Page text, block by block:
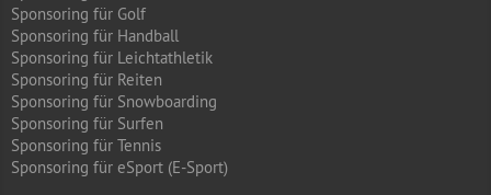
Sponsoring für Golf
Sponsoring für Handball
Sponsoring für Leichtathletik
Sponsoring für Reiten
Sponsoring für Snowboarding
Sponsoring für Surfen
Sponsoring für Tennis
Sponsoring für eSport (E-Sport)